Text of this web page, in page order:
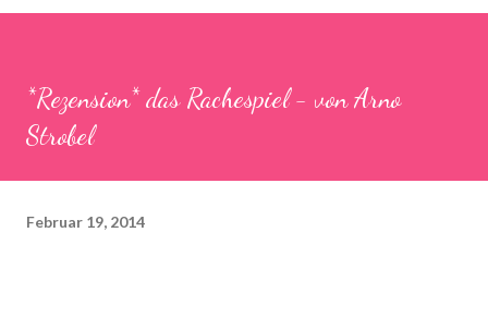
*Rezension* das Rachespiel - von Arno
Strobel
Februar 19, 2014